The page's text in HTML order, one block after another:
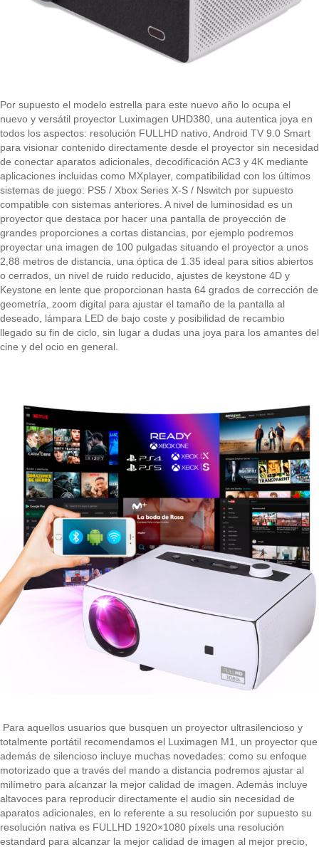
Por supuesto el modelo estrella para este nuevo año lo ocupa el
nuevo y versátil proyector Luximagen UHD380, una autentica joya en
todos los aspectos: resolución FULLHD nativo, Android TV 9.0 Smart
para visionar contenido directamente desde el proyector sin necesidad
de conectar aparatos adicionales, decodificación AC3 y 4K mediante
aplicaciones incluidas como MXplayer, compatibilidad con los últimos
sistemas de juego: PS5 / Xbox Series X-S / Nswitch por supuesto
compatible con sistemas anteriores. A nivel de luminosidad es un
proyector que destaca por hacer una pantalla de proyección de
grandes proporciones a cortas distancias, por ejemplo podremos
proyectar una imagen de 100 pulgadas situando el proyector a unos
2,88 metros de distancia, una óptica de 1.35 ideal para sitios abiertos
o cerrados, un nivel de ruido reducido, ajustes de keystone 4D y
Keystone en lente que proporcionan hasta 64 grados de corrección de
geometría, zoom digital para ajustar el tamaño de la pantalla al
deseado, lámpara LED de bajo coste y posibilidad de recambio
llegado su fin de ciclo, sin lugar a dudas una joya para los amantes del
cine y del ocio en general.
Para aquellos usuarios que busquen un proyector ultrasilencioso y
totalmente portátil recomendamos el Luximagen M1, un proyector que
además de silencioso incluye muchas novedades: como su enfoque
motorizado que a través del mando a distancia podremos ajustar al
milímetro para alcanzar la mejor calidad de imagen. Además incluye
altavoces para reproducir directamente el audio sin necesidad de
aparatos adicionales, en lo referente a su resolución por supuesto su
resolución nativa es FULLHD 1920×1080 píxels una resolución
estandard para alcanzar la mejor calidad de imagen al mejor precio,